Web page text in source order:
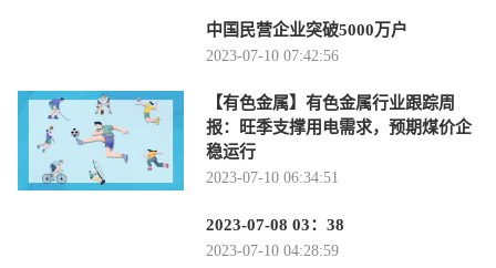
中国民营企业突破5000万户
2023-07-10 07:42:56
【有色金属】有色金属行业跟踪周
报：旺季支撑用电需求，预期煤价企
稳运行
2023-07-10 06:34:51
2023-07-08 03：38
2023-07-10 04:28:59